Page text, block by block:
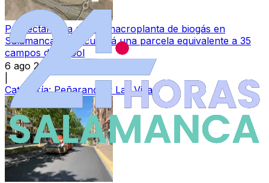
Proyectan una nueva macroplanta de biogás en
Salamanca que ocupará una parcela equivalente a 35
campos de fútbol
6 ago 2026
Categoría:Peñaranda y Las Villas